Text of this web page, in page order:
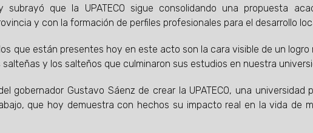
que la UPATECO sigue consolidando una propuesta
y con la formación de perfiles profesionales para el desarrollo
que están presentes hoy en este acto son la cara visible de un logro
y los salteños que culminaron sus estudios en nuestra
gobernador Gustavo Sáenz de crear la UPATECO, una universidad
que hoy demuestra con hechos su impacto real en la vida de